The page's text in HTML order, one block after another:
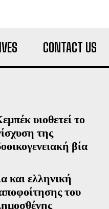
CONTACT US
υιοθετεί το
της
βία
και ελληνική
του